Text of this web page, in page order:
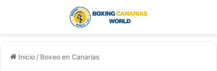
Buscar por
Inicio / Boxeo en Canarias